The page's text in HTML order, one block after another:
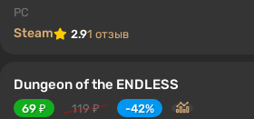
PC
Steam 2.91 отзыв
Dungeon of the ENDLESS
69 ₽ 119 ₽
-42%